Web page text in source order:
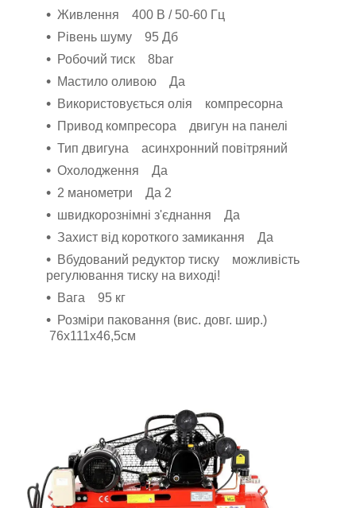
Живлення 400 В / 50-60 Гц
Рівень шуму 95 Дб
Робочий тиск 8bar
Мастило оливою Да
Використовується олія компресорна
Привод компресора двигун на панелі
Тип двигуна асинхронний повітряний
Охолодження Да
2 манометри Да 2
швидкорознімні з'єднання Да
Захист від короткого замикання Да
Вбудований редуктор тиску можливість
регулювання тиску на виході!
Вага 95 кг
Розміри паковання (вис. довг. шир.)
76x111x46,5см